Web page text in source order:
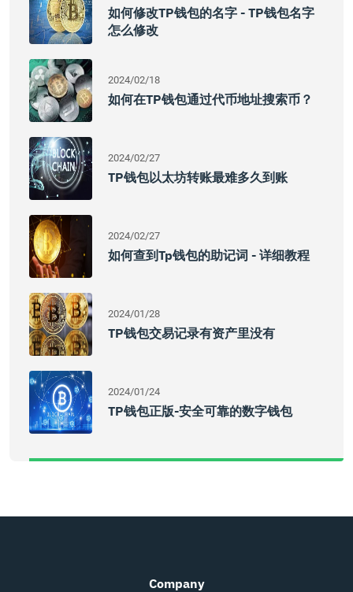
如何修改TP钱包的名字 - TP钱包名字
怎么修改
2024/02/18
如何在TP钱包通过代币地址搜索币？
2024/02/27
TP钱包以太坊转账最难多久到账
2024/02/27
如何查到tp钱包的助记词 - 详细教程
2024/01/28
TP钱包交易记录有资产里没有
2024/01/24
TP钱包正版-安全可靠的数字钱包
Company